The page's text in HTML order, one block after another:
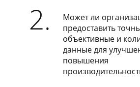
2.
Может ли
предоставить
объективные и
данные для
повышения